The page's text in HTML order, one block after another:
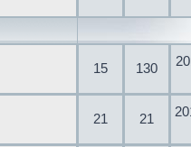
15 130
21 21